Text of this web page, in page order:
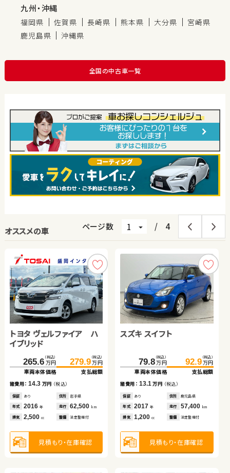
九州・沖縄
福岡県 佐賀県 長崎県 熊本県 大分県
宮崎県
鹿児島県
沖縄県
全国の中古車一覧
オススメの車 ページ数 / 4
トヨタ ヴェルファイア ハ
イブリッド
265.6 （税込）
万円
車両本体価格
279.9 （税込）
万円
支払総額
諸費用：14.3 万円 （税込）
保証 あり 住所 岩手県
年式 2016 年 走行 62,500 km
排気 2,500 cc 整備 法定整備付
見積もり・在庫確認
スズキ スイフト
79.8 （税込）
万円
車両本体価格
92.9 （税込）
万円
支払総額
諸費用： 13.1万円 （税込）
保証 あり 住所 鹿児島県
年式 2017年 走行 57,400 km
排気 1,200cc 整備 法定整備付
見積もり・在庫確認
スズキ ワゴンＲ
100.5 （税込）
万円
車両本体価格
108.6 （税込）
万円
支払総額
諸費用：8.1万円（税込）
保証 あり 住所 東京都
年式 2019 年 走行 57,800 km
排気 660cc 整備 なし
見積もり・在庫確認
スズキ ジムニー
151.6 （税込）
万円
車両本体価格
159.8 （税込）
万円
支払総額
諸費用： 8.2万円（税込）
保証 あり 住所 福島県
年式 2017年 走行 45,400 km
排気 660cc 整備 なし
見積もり・在庫確認
ホンダ フィット ハイブリ
ッド
64.8 （税込）
万円
車両本体価格
84.1 （税込）
万円
支払総額
諸費用：19.3 万円 （税込）
保証 あり 住所 千葉県
年式 2013 年 走行 45,800 km
排気 1,500 cc 整備 法定整備付
見積もり・在庫確認
スズキ ジムニー
198.0 （税込）
万円
車両本体価格
205.0 （税込）
万円
支払総額
諸費用： 7.0万円（税込）
保証 あり 住所
年式 2021年 走行 34,800 km
排気 660cc 整備 法定整備付
見積もり・在庫確認
トヨタ ヴォクシー
245.8 （税込）
万円
車両本体価格
260.9 （税込）
万円
支払総額
諸費用：15.1 万円 （税込）
保証 あり 住所 鹿児島県
年式 2021 年 走行 65,100 km
排気 2,000 cc 整備 法定整備付
見積もり・在庫確認
トヨタ ルーミー
114.0 （税込）
万円
車両本体価格
129.7 （税込）
万円
支払総額
諸費用： 15.7万円 （税込）
保証 あり 住所 岩手県
年式 2017年 走行 62,000 km
排気 1,000cc 整備 法定整備付
見積もり・在庫確認